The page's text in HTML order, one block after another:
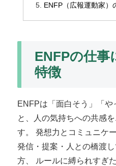
ENFP（広報運動家）
ENFPの仕事
特徴
ENFPは「面白そう」「
と、人の気持ちへの共感
す。 発想力とコミュニケ
発信・提案・人との橋渡
方、 ルールに縛られすぎ